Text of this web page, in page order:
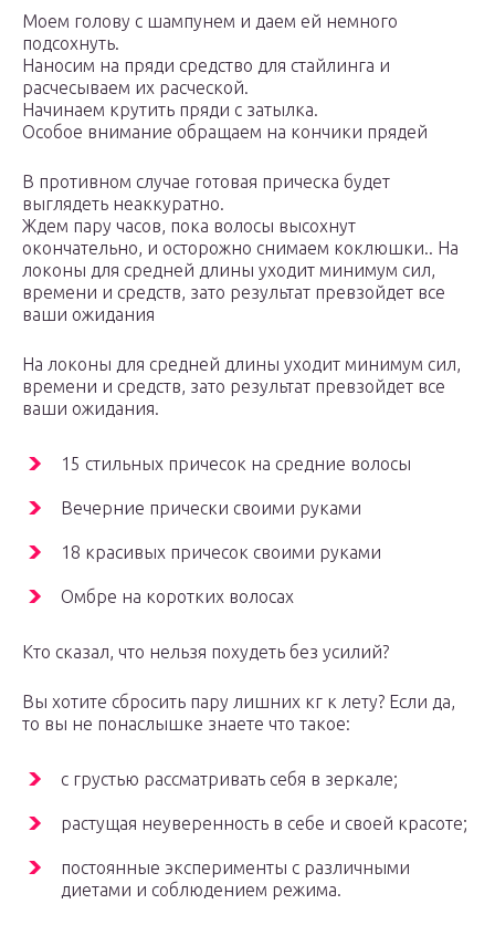
Моем голову с шампунем и даем ей немного
подсохнуть.
Наносим на пряди средство для стайлинга и
расчесываем их расческой.
Начинаем крутить пряди с затылка.
Особое внимание обращаем на кончики прядей
В противном случае готовая прическа будет
выглядеть неаккуратно.
Ждем пару часов, пока волосы высохнут
окончательно, и осторожно снимаем коклюшки.. На
локоны для средней длины уходит минимум сил,
времени и средств, зато результат превзойдет все
ваши ожидания
На локоны для средней длины уходит минимум сил,
времени и средств, зато результат превзойдет все
ваши ожидания.
15 стильных причесок на средние волосы
Вечерние прически своими руками
18 красивых причесок своими руками
Омбре на коротких волосах
Кто сказал, что нельзя похудеть без усилий?
Вы хотите сбросить пару лишних кг к лету? Если да,
то вы не понаслышке знаете что такое:
с грустью рассматривать себя в зеркале;
растущая неуверенность в себе и своей красоте;
постоянные эксперименты с различными
диетами и соблюдением режима.